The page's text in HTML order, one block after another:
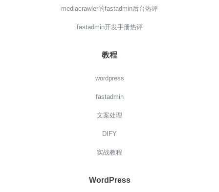
mediacrawler的fastadmin后台热评
fastadmin开发手册热评
教程
wordpress
fastadmin
文案处理
DIFY
实战教程
WordPress